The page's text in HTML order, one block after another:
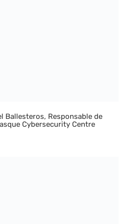
Ballesteros, Responsable de
Cybersecurity Centre